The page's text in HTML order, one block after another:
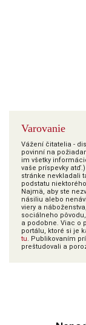
Varovanie
Vážení čitatelia -
povinní na
im všetky
vaše príspevky
stránke nevkladali
podstatu
Najmä, aby ste
násiliu alebo
viery a
sociálneho
a podobne. Viac o
portálu, ktoré si je
tu. Publikovaním
preštudovali a